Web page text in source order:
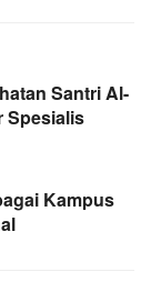
Santri Al-
Spesialis
Kampus